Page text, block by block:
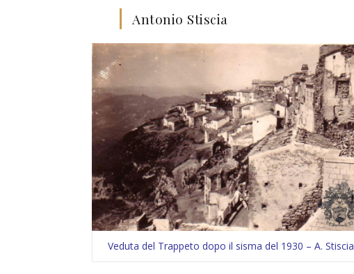
Antonio Stiscia
Veduta del Trappeto dopo il sisma del 1930 – A. Stiscia